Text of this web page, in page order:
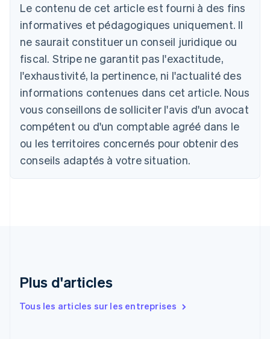
Le contenu de cet article est fourni à des fins
informatives et pédagogiques uniquement. Il
ne saurait constituer un conseil juridique ou
fiscal. Stripe ne garantit pas l'exactitude,
l'exhaustivité, la pertinence, ni l'actualité des
informations contenues dans cet article. Nous
vous conseillons de solliciter l'avis d'un avocat
compétent ou d'un comptable agréé dans le
ou les territoires concernés pour obtenir des
conseils adaptés à votre situation.
Plus d'articles
Tous les articles sur les entreprises
DeutschEnglish
English
Autriche
Deutsch English
Belgique
NederlandsFrançaisDeutschEnglish
Brésil
Bulgarie
English
Canada
English Français
Chine continentale
Espagne
Estonie